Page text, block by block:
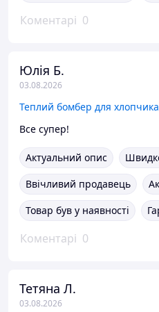
Коментарі 0
Юлія Б.
03.08.2026
Все супер!
Актуальний опис
Ввічливий продавець
Товар був у наявності
Коментарі 0
Тетяна Л.
03.08.2026